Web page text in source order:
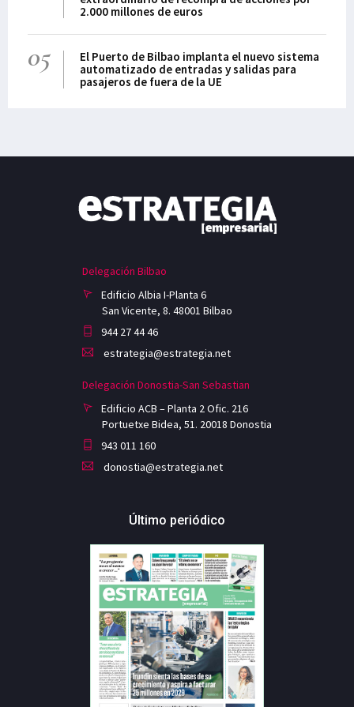
2.000 millones de euros
05
El Puerto de Bilbao implanta el nuevo sistema
automatizado de entradas y salidas para
pasajeros de fuera de la UE
Delegación Bilbao
Edificio Albia I-Planta 6
San Vicente, 8. 48001 Bilbao
944 27 44 46
estrategia@estrategia.net
Delegación Donostia-San Sebastian
Edificio ACB – Planta 2 Ofic. 216
Portuetxe Bidea, 51. 20018 Donostia
943 011 160
donostia@estrategia.net
Último periódico